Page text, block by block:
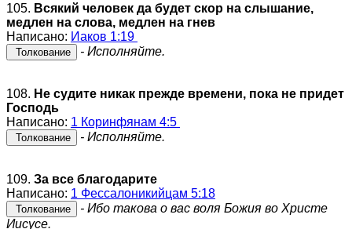
105. Всякий человек да будет скор на слышание,
медлен на слова, медлен на гнев
Написано: Иаков 1:19
Толкование - Исполняйте.
108. Не судите никак прежде времени, пока не придет
Господь
Написано: 1 Коринфянам 4:5
Толкование - Исполняйте.
109. За все благодарите
Написано: 1 Фессалоникийцам 5:18
Толкование
- Ибо такова о вас воля Божия во Христе
Иисусе.